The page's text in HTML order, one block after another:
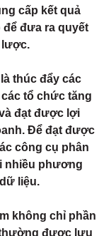
cấp kết quả
đưa ra quyết
lược.
thúc đẩy các
tổ chức tăng
đạt được lợi
Để đạt được
công cụ phân
nhiều phương
liệu.
không chỉ phần
được lưu